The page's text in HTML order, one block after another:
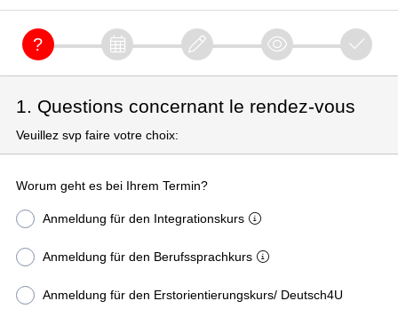
1. Questions concernant le rendez-vous
Veuillez svp faire votre choix:
Worum geht es bei Ihrem Termin?
Anmeldung für den Integrationskurs
Anmeldung für den Berufssprachkurs
Anmeldung für den Erstorientierungskurs/ Deutsch4U